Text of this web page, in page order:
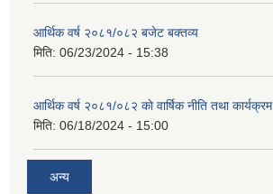
आर्थिक वर्ष २०८१/०८२ बजेट बक्तव्य
मिति: 06/23/2024 - 15:38
आर्थिक वर्ष २०८१/०८२ काे वार्षिक नीति तथा कार्यक्रम
मिति: 06/18/2024 - 15:00
अन्य